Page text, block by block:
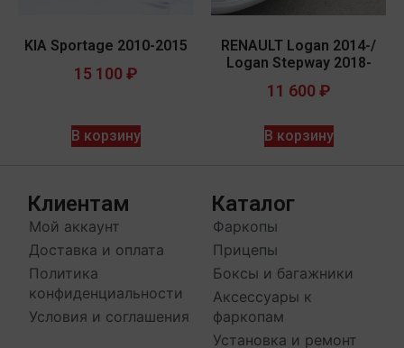
KIA Sportage 2010-2015
15 100 ₽
В корзину
RENAULT Logan 2014-/
Logan Stepway 2018-
11 600 ₽
В корзину
Клиентам
Мой аккаунт
Доставка и оплата
Политика
конфиденциальности
Условия и соглашения
Каталог
Фаркопы
Прицепы
Боксы и багажники
Аксессуары к
фаркопам
Установка и ремонт